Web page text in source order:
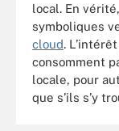
local. En
symboliques
cloud.
consomment
locale, pour
que s’ils s’y